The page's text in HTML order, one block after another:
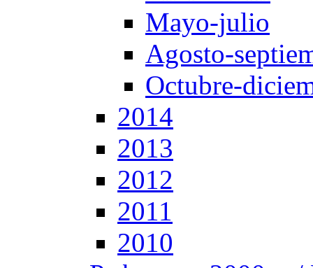
Mayo-julio
Agosto-
Octubre-
2014
2013
2012
2011
2010